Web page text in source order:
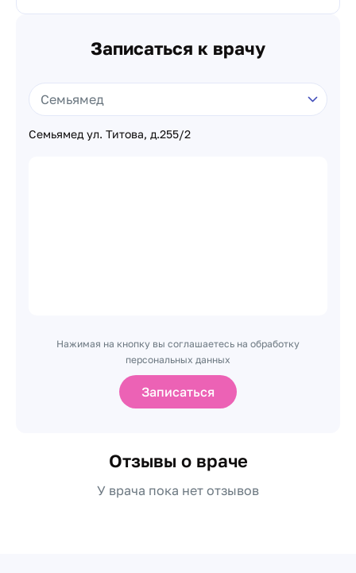
Записаться к врачу
Семьямед ул. Титова, д.255/2
Нажимая на кнопку вы соглашаетесь на обработку
персональных данных
Записаться
Отзывы о враче
У врача пока нет отзывов